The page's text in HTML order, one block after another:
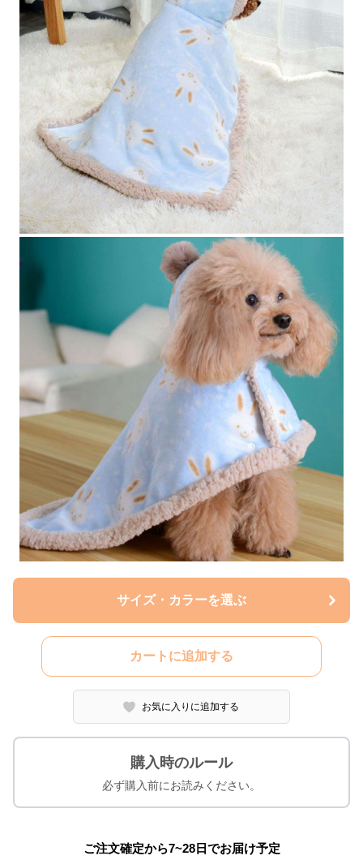
サイズ・カラーを選ぶ
カートに追加する
お気に入りに追加する
購入時のルール
必ず購入前にお読みください。
ご注文確定から7~28日でお届け予定